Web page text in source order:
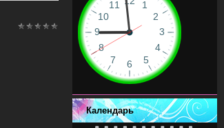
Календарь